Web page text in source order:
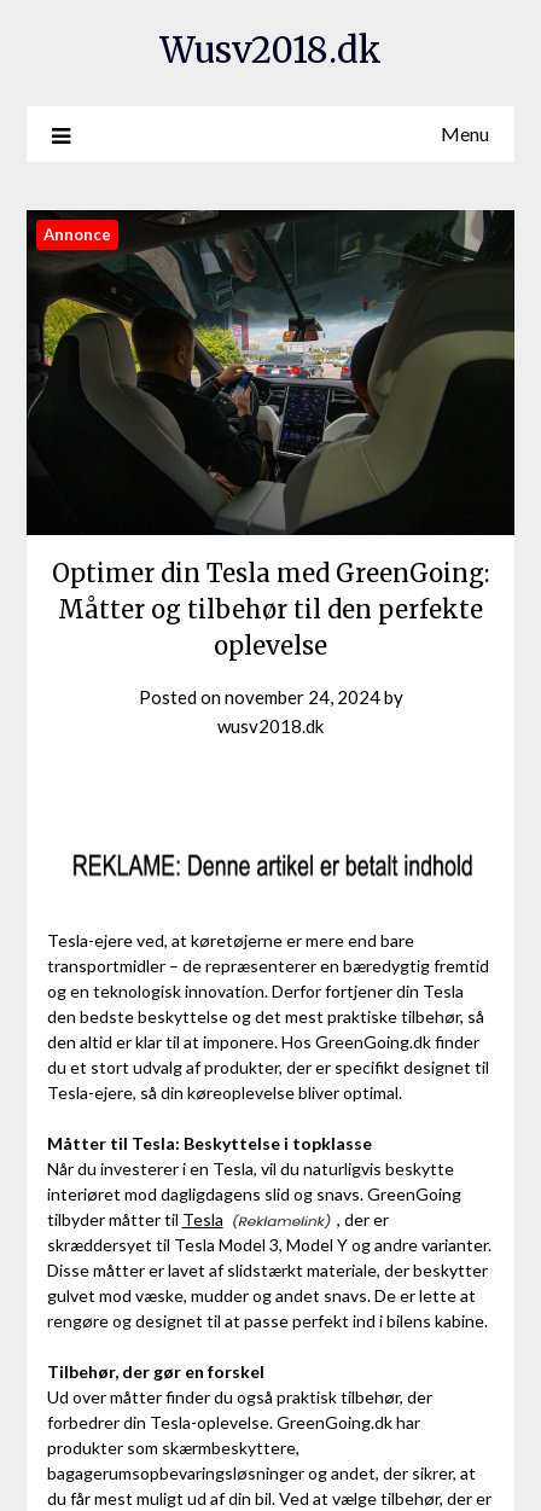
Wusv2018.dk
Menu
Annonce
Optimer din Tesla med GreenGoing:
Måtter og tilbehør til den perfekte
oplevelse
Posted onnovember 24, 2024by
wusv2018.dk
Tesla-ejere ved, at køretøjerne er mere end bare
transportmidler – de repræsenterer en bæredygtig fremtid
og en teknologisk innovation. Derfor fortjener din Tesla
den bedste beskyttelse og det mest praktiske tilbehør, så
den altid er klar til at imponere. Hos GreenGoing.dk finder
du et stort udvalg af produkter, der er specifikt designet til
Tesla-ejere, så din køreoplevelse bliver optimal.
Måtter til Tesla: Beskyttelse i topklasse
Når du investerer i en Tesla, vil du naturligvis beskytte
interiøret mod dagligdagens slid og snavs. GreenGoing
tilbyder måtter til Tesla
, der er
skræddersyet til Tesla Model 3, Model Y og andre varianter.
Disse måtter er lavet af slidstærkt materiale, der beskytter
gulvet mod væske, mudder og andet snavs. De er lette at
rengøre og designet til at passe perfekt ind i bilens kabine.
Tilbehør, der gør en forskel
Ud over måtter finder du også praktisk tilbehør, der
forbedrer din Tesla-oplevelse. GreenGoing.dk har
produkter som skærmbeskyttere,
bagagerumsopbevaringsløsninger og andet, der sikrer, at
du får mest muligt ud af din bil. Ved at vælge tilbehør, der er